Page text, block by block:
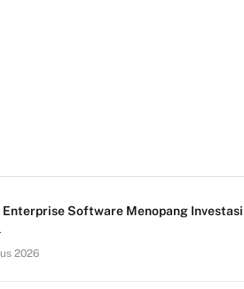
Enterprise Software Menopang Investasi
2026